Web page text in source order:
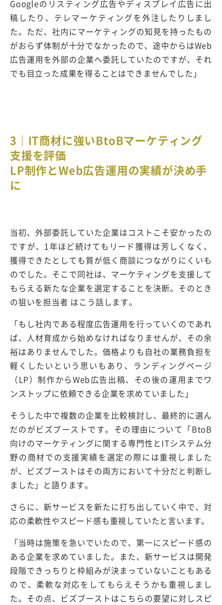
Googleのリスティング広告やディスプレイ広告に出
稿したり、テレマーケティングを外注したりしまし
た。ただ、社内にマーケティングの知見を持ったもの
がおらず体制が十分でなかったので、途中からはWeb
広告運用を外部の企業へ委託していたのですが、それ
でも目立った成果を得ることはできませんでした」
3｜IT商材に強いBtoBマーケティング
支援を評価
LP制作とWeb広告運用の実績が決め手
に
当初、外部委託していた企業はコストこそ安かったの
ですが、1年ほど続けてもリード獲得は芳しくなく、
獲得できたとしても質が低く商談につながりにくいも
のでした。そこで同社は、マーケティングを支援して
もらえる新たな企業を選定することを決断。そのとき
の狙いを担当者 はこう話します。
「もし社内である程度広告運用を行っていくのであれ
ば、人材育成から始めなければなりませんが、その余
裕はありませんでした。価格よりも自社の業務負担を
軽くしたいという思いもあり、ランディングページ
（LP）制作からWeb広告出稿、その後の運用までワ
ンストップに依頼できる企業を求めていました」
そうした中で複数の企業を比較検討し、最終的に選ん
だのがビズブーストです。その理由について「BtoB
向けのマーケティングに関する専門性とITシステム分
野の商材での支援実績を選定の際には重視しました
が、ビズブーストはその両方において十分だと判断し
ました」と語ります。
さらに、新サービスを新たに打ち出していく中で、対
応の柔軟性やスピード感も重視していたと言います。
「当時は施策を急いでいたので、第一にスピード感の
ある企業を求めていました。また、新サービスは開発
段階できっちりと枠組みが決まっていないこともある
ので、柔軟な対応をしてもらえそうかも重視しまし
た。その点、ビズブーストはこちらの要望に対しスピ